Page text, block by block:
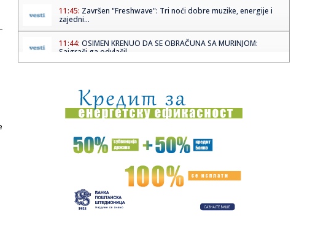
11:45: Završen "Freshwave": Tri noći dobre muzike, energije i
zajedni...
11:44: OSIMEN KRENUO DA SE OBRAČUNA SA MURINJOM:
Saigrači ga odvlačil...
11:42:Skinuli stranačku parolu “Srbija pobeđuje” sa zgrade
gradsk...
11:41:Vučić obilazi radove na rekonstrukciji i prenameni Starog
žele...
Đedović Handanović: Nizak vodostaj Dunava stvara
11:36:Čukljenik: Kada lokalna vlast ne čuje glas građana koji